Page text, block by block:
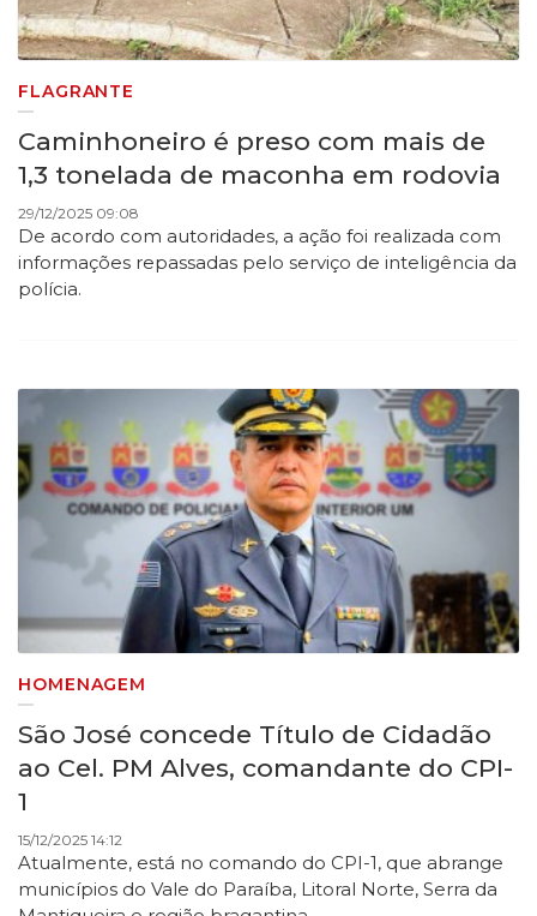
FLAGRANTE
Caminhoneiro é preso com mais de
1,3 tonelada de maconha em rodovia
29/12/2025 09:08
De acordo com autoridades, a ação foi realizada com
informações repassadas pelo serviço de inteligência da
polícia.
HOMENAGEM
São José concede Título de Cidadão
ao Cel. PM Alves, comandante do CPI-
1
15/12/2025 14:12
Atualmente, está no comando do CPI-1, que abrange
municípios do Vale do Paraíba, Litoral Norte, Serra da